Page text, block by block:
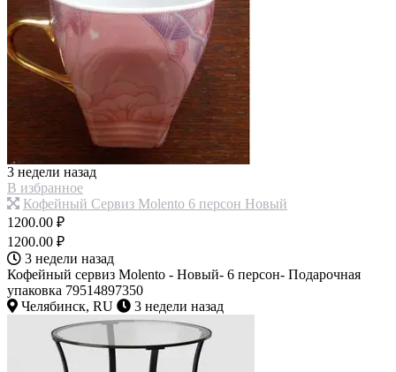
3 недели назад
В избранное
Кофейный Сервиз Molento 6 персон Новый
1200.00 ₽
1200.00 ₽
3 недели назад
Кофейный сервиз Molento - Новый- 6 персон- Подарочная
упаковка 79514897350
Челябинск, RU
3 недели назад